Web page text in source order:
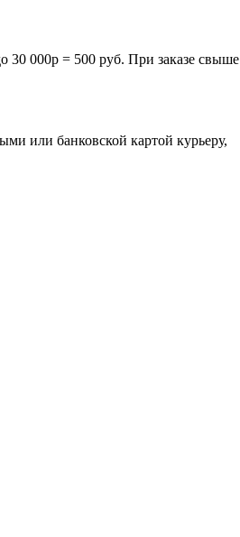
30 000р = 500 руб. При заказе свыше
или банковской картой курьеру,